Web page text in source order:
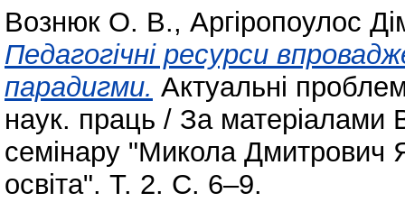
Вознюк О. В., Аргіропоулос
Педагогічні ресурси
парадигми. Актуальні
наук. праць / За матеріалами
семінару "Микола Дмитрович
освіта". Т. 2. С. 6–9.